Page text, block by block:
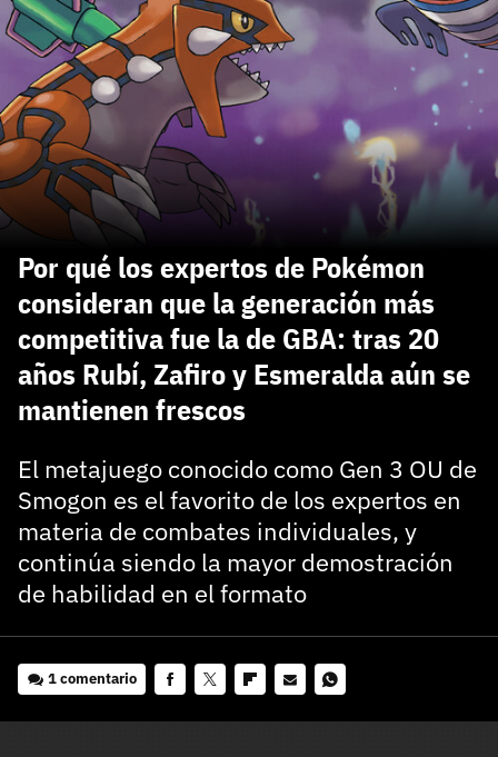
Por qué los expertos de Pokémon
consideran que la generación más
competitiva fue la de GBA: tras 20
años Rubí, Zafiro y Esmeralda aún se
mantienen frescos
El metajuego conocido como Gen 3 OU de
Smogon es el favorito de los expertos en
materia de combates individuales, y
continúa siendo la mayor demostración
de habilidad en el formato
1 comentario
¿Todavía no tienes cuenta?
Regístrate gratis
El inicio de sesión con Facebook ya no está
disponible, pero puedes seguir usando tu cuenta
Recupera tu acceso con Facebook
carácter inicial), pero no mayúsculas, espacios, tildes
o caracteres especiales.
He leído y acepto la
politica de privacidad y
de participación
Registrarse en 3DJuegos
Entra con Google
¿Ya tienes cuenta?
Entra en 3DJuegos